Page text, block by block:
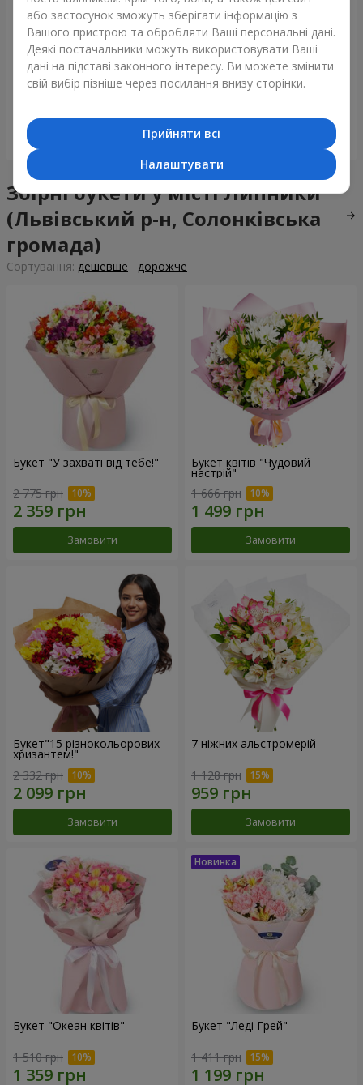
Букет "Tarnis" Монобукет з 9 білих троянд
Збірні букети у місті Липники
(Львівський р-н, Солонківська
громада)
Сортування: дешевше дорожче
Букет "У захваті від тебе!"
2 775 грн
Замовити
Букет квітів "Чудовий
настрій"
1 666 грн
Замовити
Букет"15 різнокольорових
хризантем!"
2 332 грн
Замовити
7 ніжних альстромерій
1 128 грн
Замовити
Букет "Океан квітів"
1 510 грн
Букет "Леді Грей"
1 411 грн
або застосунок зможуть зберігати інформацію з
Вашого пристрою та обробляти Ваші персональні дані.
Деякі постачальники можуть використовувати Ваші
дані на підставі законного інтересу. Ви можете змінити
свій вибір пізніше через посилання внизу сторінки.
Прийняти всі
Налаштувати